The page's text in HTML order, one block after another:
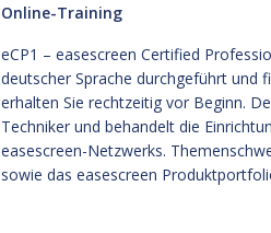
Online-Training
eCP1 – easescreen Certified
deutscher Sprache durchgeführt und
erhalten Sie rechtzeitig vor Beginn.
Techniker und behandelt die
easescreen-Netzwerks.
sowie das easescreen